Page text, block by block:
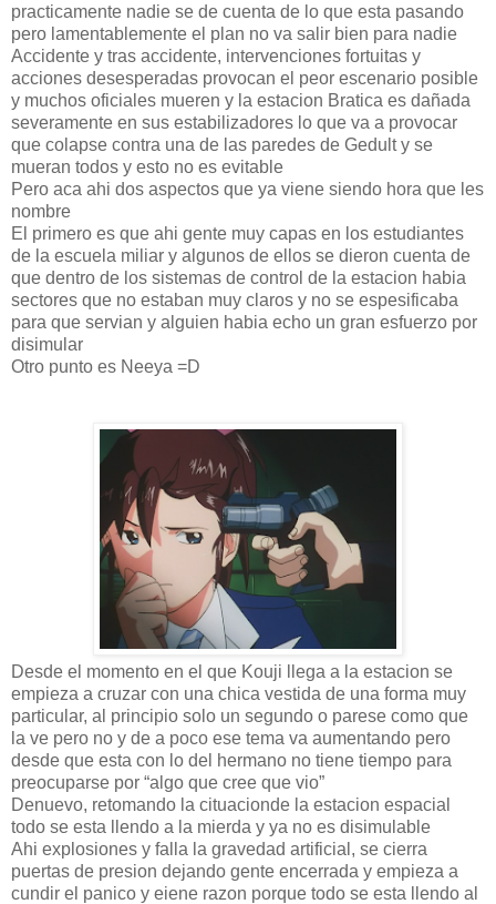
practicamente nadie se de cuenta de lo que esta pasando
pero lamentablemente el plan no va salir bien para nadie
Accidente y tras accidente, intervenciones fortuitas y
acciones desesperadas provocan el peor escenario posible
y muchos oficiales mueren y la estacion Bratica es dañada
severamente en sus estabilizadores lo que va a provocar
que colapse contra una de las paredes de Gedult y se
mueran todos y esto no es evitable
Pero aca ahi dos aspectos que ya viene siendo hora que les
nombre
El primero es que ahi gente muy capas en los estudiantes
de la escuela miliar y algunos de ellos se dieron cuenta de
que dentro de los sistemas de control de la estacion habia
sectores que no estaban muy claros y no se espesificaba
para que servian y alguien habia echo un gran esfuerzo por
disimular
Otro punto es Neeya =D
Desde el momento en el que Kouji llega a la estacion se
empieza a cruzar con una chica vestida de una forma muy
particular, al principio solo un segundo o parese como que
la ve pero no y de a poco ese tema va aumentando pero
desde que esta con lo del hermano no tiene tiempo para
preocuparse por “algo que cree que vio”
Denuevo, retomando la cituacionde la estacion espacial
todo se esta llendo a la mierda y ya no es disimulable
Ahi explosiones y falla la gravedad artificial, se cierra
puertas de presion dejando gente encerrada y empieza a
cundir el panico y eiene razon porque todo se esta llendo al